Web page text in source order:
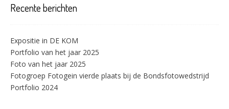
Recente berichten
Expositie in DE KOM
Portfolio van het jaar 2025
Foto van het jaar 2025
Fotogroep Fotogein vierde plaats bij de Bondsfotowedstrijd
Portfolio 2024